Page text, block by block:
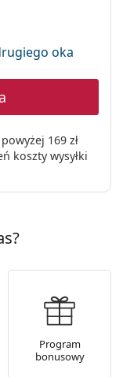
oka
169 zł
koszty wysyłki
Program
bonusowy